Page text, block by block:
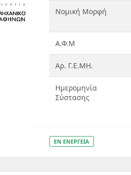
Νομική Μορφή
Α.Φ.Μ
Αρ. Γ.Ε.ΜΗ.
Ημερομηνία
Σύστασης
ΕΝ ΕΝΕΡΓΕΙΑ